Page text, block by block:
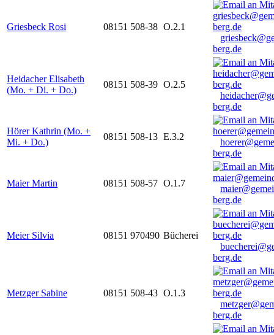
Griesbeck Rosi 08151 508-38 O.2.1
berg.de
Heidacher Elisabeth
(Mo. + Di. + Do.)
08151 508-39 O.2.5
berg.de
Hörer Kathrin (Mo. +
Mi. + Do.)
08151 508-13 E.3.2
berg.de
Maier Martin 08151 508-57 O.1.7
berg.de
Meier Silvia 08151 970490 Bücherei
berg.de
Metzger Sabine 08151 508-43 O.1.3
berg.de